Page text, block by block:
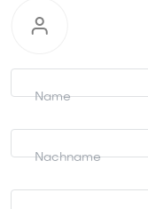
Informationen
anfordern
Name
Nachname